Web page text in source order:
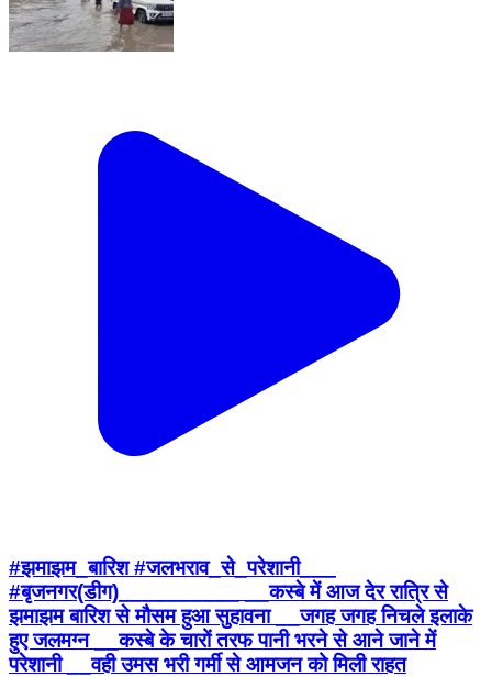
#झमाझम_बारिश #जलभराव_से_परेशानी___
#बृजनगर(डीग)__________ __कस्बे में आज देर रात्रि से
झमाझम बारिश से मौसम हुआ सुहावना __जगह जगह निचले इलाके
हुए जलमग्न __कस्बे के चारों तरफ पानी भरने से आने जाने में
परेशानी __वही उमस भरी गर्मी से आमजन को मिली राहत